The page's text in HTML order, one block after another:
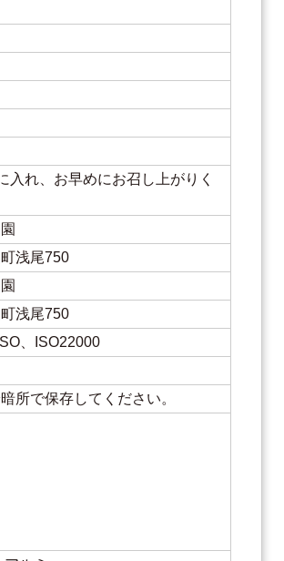
入れ、お早めにお召し上がりく
浅尾750
浅尾750
、ISO22000
所で保存してください。